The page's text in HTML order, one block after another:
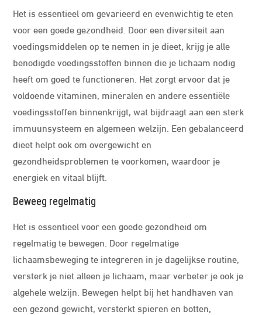
Het is essentieel om gevarieerd en evenwichtig te eten
voor een goede gezondheid. Door een diversiteit aan
voedingsmiddelen op te nemen in je dieet, krijg je alle
benodigde voedingsstoffen binnen die je lichaam nodig
heeft om goed te functioneren. Het zorgt ervoor dat je
voldoende vitaminen, mineralen en andere essentiële
voedingsstoffen binnenkrijgt, wat bijdraagt aan een sterk
immuunsysteem en algemeen welzijn. Een gebalanceerd
dieet helpt ook om overgewicht en
gezondheidsproblemen te voorkomen, waardoor je
energiek en vitaal blijft.
Beweeg regelmatig
Het is essentieel voor een goede gezondheid om
regelmatig te bewegen. Door regelmatige
lichaamsbeweging te integreren in je dagelijkse routine,
versterk je niet alleen je lichaam, maar verbeter je ook je
algehele welzijn. Bewegen helpt bij het handhaven van
een gezond gewicht, versterkt spieren en botten,